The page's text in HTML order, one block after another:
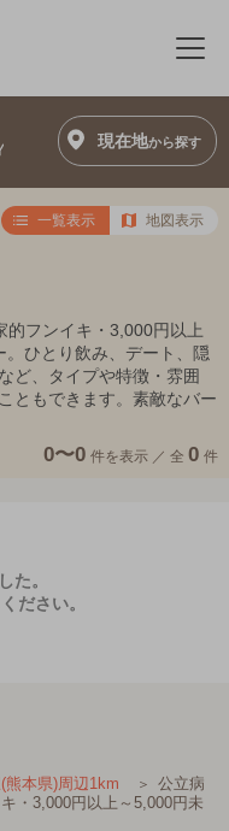
メ
現在地から探す
一覧表示 地図表示
フンイキ・3,000円以上
ひとり飲み、デート、隠
ど、タイプや特徴・雰囲
ともできます。素敵なバー
0〜0 件を表示 ／ 全 0 件
た。
ださい。
熊本県)周辺1km
公立病
・3,000円以上～5,000円未